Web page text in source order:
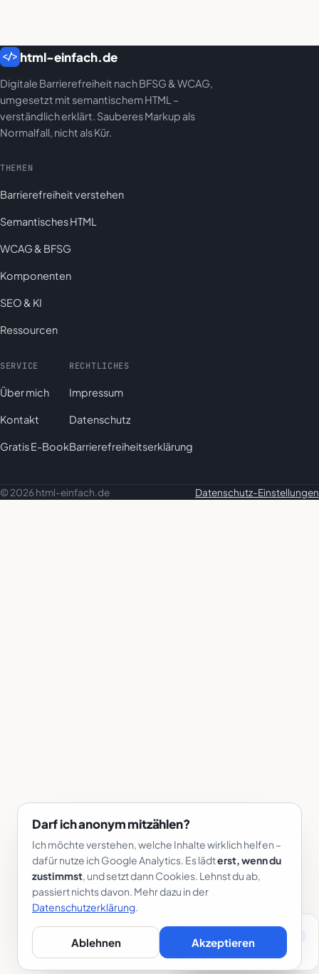
</> html-einfach.de
Digitale Barrierefreiheit nach BFSG & WCAG,
umgesetzt mit semantischem HTML –
verständlich erklärt. Sauberes Markup als
Normalfall, nicht als Kür.
THEMEN
Barrierefreiheit verstehen
Semantisches HTML
WCAG & BFSG
Komponenten
SEO & KI
Ressourcen
SERVICE
Über mich
Kontakt
Gratis E-Book
RECHTLICHES
Impressum
Datenschutz
Barrierefreiheitserklärung
© 2026 html-einfach.de Datenschutz-Einstellungen
Gratis E-Book
Das Praxishandbuch
Darf ich anonym mitzählen?
Ich möchte verstehen, welche Inhalte wirklich helfen –
dafür nutze ich Google Analytics. Es lädterst, wenn du
zustimmst, und setzt dann Cookies. Lehnst du ab,
passiert nichts davon. Mehr dazu in der
Datenschutzerklärung.
Ablehnen Akzeptieren